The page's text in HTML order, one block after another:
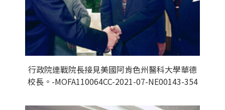
行政院連戰院長接見美國阿肯色州醫科大學華德
校長。-MOFA110064CC-2021-07-NE00143-354